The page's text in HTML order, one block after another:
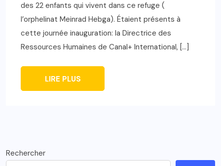
des 22 enfants qui vivent dans ce refuge (
l’orphelinat Meinrad Hebga). Étaient présents à
cette journée inauguration: la Directrice des
Ressources Humaines de Canal+ International, […]
LIRE PLUS
Rechercher